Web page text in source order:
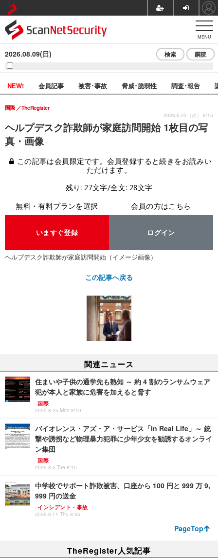
MENU
2026.08.09(日) 検索 購読
NEW! 会員記事 被害･事故 脅威･脆弱性 調査･報告
ヘルプデスク詐欺師が家庭訪問開始 1枚目の写
真・画像
国際 TheRegister
2026.6.23（火） 8:15
この記事は会員限定です。会員登録すると続きをお読みい
ただけます。
残り: 27文字/全文: 28文字
無料・有料プランを選択
いますぐ登録
会員の方はこちら
ログイン
ヘルプデスク詐欺師が家庭訪問開始（イメージ画像）
この記事へ戻る
関連ニュース
住まいや子供の通学先も熟知 ～ 約 4 割のランサムウェア
犯が本人と家族に危害を加えると脅す
国際
2025.8.25 Mon 8:10
バイオレンス・アズ・ア・サービス「In Real Life」～ 銃
撃や誘拐など物理暴力犯罪に少年少女を勧誘するオンライ
ン集団
国際
2025.8.5 Tue 8:10
中学校でサポート詐欺被害、口座から 100 円と 999 万 9,
999 円の送金
インシデント・事故
2026.6.11 Thu 8:05
PageTop
TheRegister人気記事